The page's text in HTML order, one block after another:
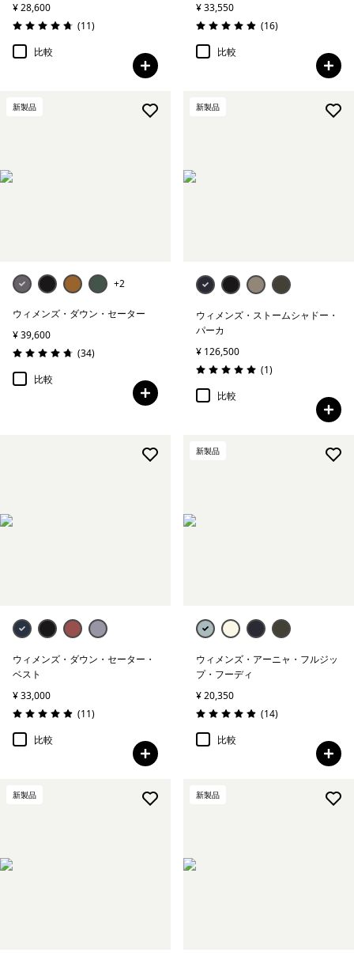
¥ 28,600
評価: 4.7 / 5
(11レビュー
)
比較
¥ 33,550
評価: 4.9 / 5
(16レビュー
)
比較
新製品
+2
ウィメンズ・ダウン・セーター
¥ 39,600
評価: 4.7 / 5
(34レビュー
)
比較
新製品
ウィメンズ・ストームシャドー・
パーカ
¥ 126,500
評価: 5.0 / 5
(1レビュー
)
比較
ウィメンズ・ダウン・セーター・
ベスト
¥ 33,000
評価: 4.9 / 5
(11レビュー
)
比較
新製品
ウィメンズ・アーニャ・フルジッ
プ・フーディ
¥ 20,350
評価: 4.9 / 5
(14レビュー
)
比較
新製品 新製品